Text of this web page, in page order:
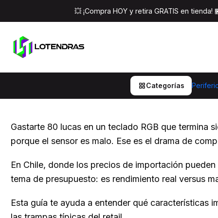
Categorías
💥 ¡Compra HOY y retira GRATIS en
Inicio Post Cómo
Cómo Elegir Teclados
en Chile 2025
Gastarte 80 lucas en un teclado RGB que
porque el sensor es malo. Ese es el drama de
En Chile, donde los precios de importación
tema de presupuesto: es rendimiento real versus
Esta guía te ayuda a entender qué características